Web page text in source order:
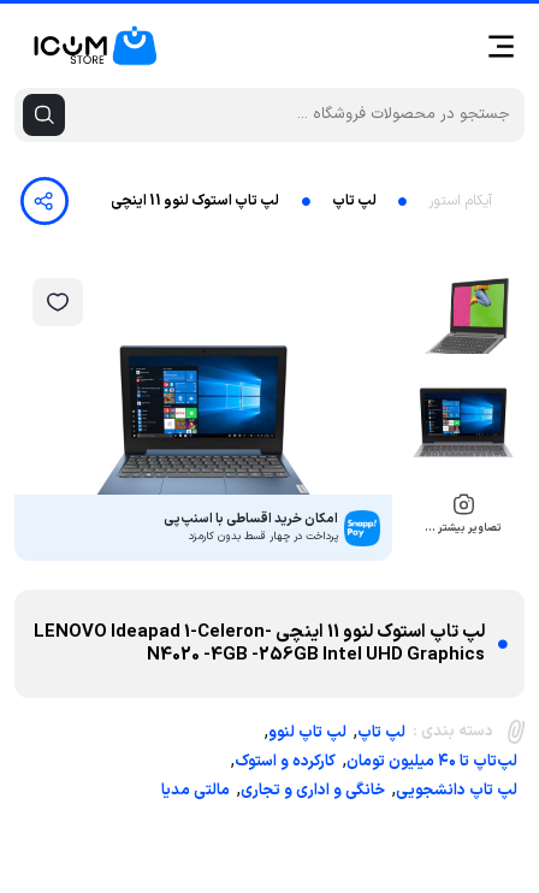
آیکام استور لپ تاپ لپ تاپ استوک لنوو 11 اینچی -LENOVO Ideapad 1-Celeron N4020 -4GB -256GB Intel UHD Graphics
تصاویر بیشتر … امکان خرید اقساطی با اسنپ‌پی
پرداخت در چهار قسط بدون کارمزد
لپ تاپ استوک لنوو 11 اینچی -LENOVO Ideapad 1-Celeron
N4020 -4GB -256GB Intel UHD Graphics
دسته بندی : لپ تاپ, لپ تاپ لنوو,
لپ‌تاپ تا ۴۰ میلیون تومان , کارکرده و استوک,
لپ تاپ دانشجویی, خانگی و اداری و تجاری, مالتی مدیا